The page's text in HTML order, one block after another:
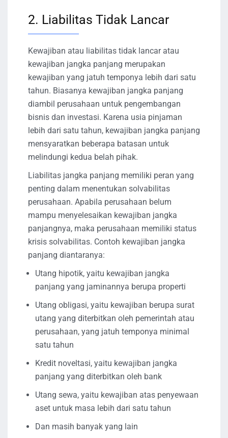
2. Liabilitas Tidak Lancar
Kewajiban atau liabilitas tidak lancar atau
kewajiban jangka panjang merupakan
kewajiban yang jatuh temponya lebih dari satu
tahun. Biasanya kewajiban jangka panjang
diambil perusahaan untuk pengembangan
bisnis dan investasi. Karena usia pinjaman
lebih dari satu tahun, kewajiban jangka panjang
mensyaratkan beberapa batasan untuk
melindungi kedua belah pihak.
Liabilitas jangka panjang memiliki peran yang
penting dalam menentukan solvabilitas
perusahaan. Apabila perusahaan belum
mampu menyelesaikan kewajiban jangka
panjangnya, maka perusahaan memiliki status
krisis solvabilitas. Contoh kewajiban jangka
panjang diantaranya:
Utang hipotik, yaitu kewajiban jangka
panjang yang jaminannya berupa properti
Utang obligasi, yaitu kewajiban berupa surat
utang yang diterbitkan oleh pemerintah atau
perusahaan, yang jatuh temponya minimal
satu tahun
Kredit noveltasi, yaitu kewajiban jangka
panjang yang diterbitkan oleh bank
Utang sewa, yaitu kewajiban atas penyewaan
aset untuk masa lebih dari satu tahun
Dan masih banyak yang lain